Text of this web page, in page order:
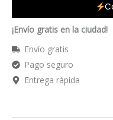
¡Envío gratis en la ciudad!
Envío gratis
Pago seguro
Entrega rápida